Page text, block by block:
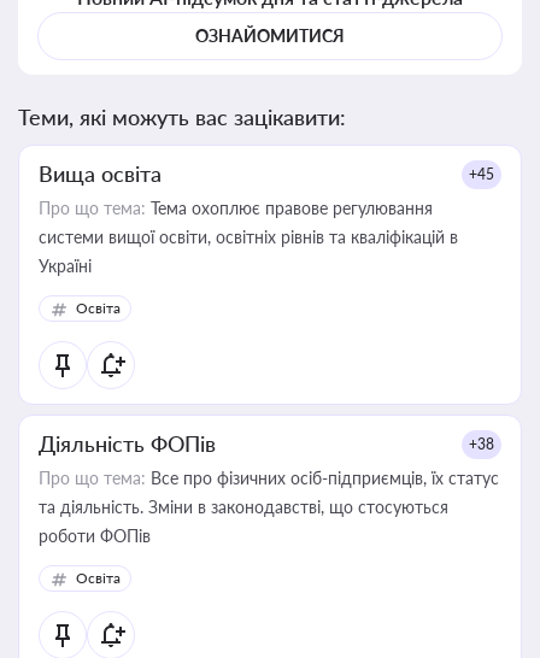
ОЗНАЙОМИТИСЯ
Теми, які можуть вас зацікавити:
Вища освіта +45
Про що тема: Тема охоплює правове регулювання
системи вищої освіти, освітніх рівнів та кваліфікацій в
Україні
Освіта
Діяльність ФОПів +38
Про що тема: Все про фізичних осіб-підприємців, їх статус
та діяльність. Зміни в законодавстві, що стосуються
роботи ФОПів
Освіта